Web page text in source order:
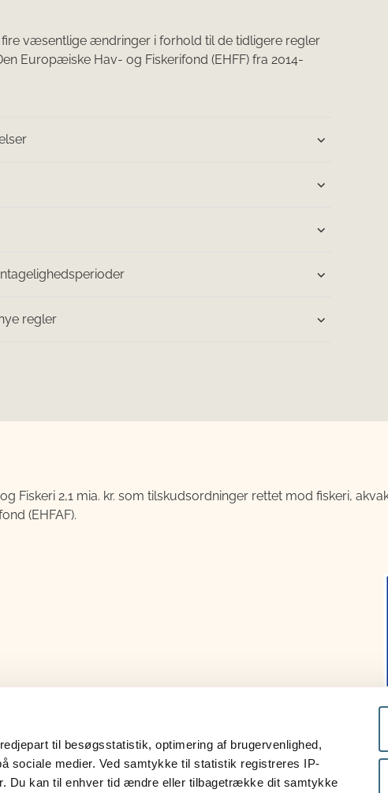
til besøgsstatistik, optimering af brugervenlighed,
sociale medier. Ved samtykke til statistik registreres IP-
Du kan til enhver tid ændre eller tilbagetrække dit samtykke
væsentlige ændringer i forhold til de tidligere regler
Europæiske Hav- og Fiskerifond (EHFF) fra 2014-
regler
Fiskeri 2,1 mia. kr. som tilskudsordninger rettet mod fiskeri,
(EHFAF).